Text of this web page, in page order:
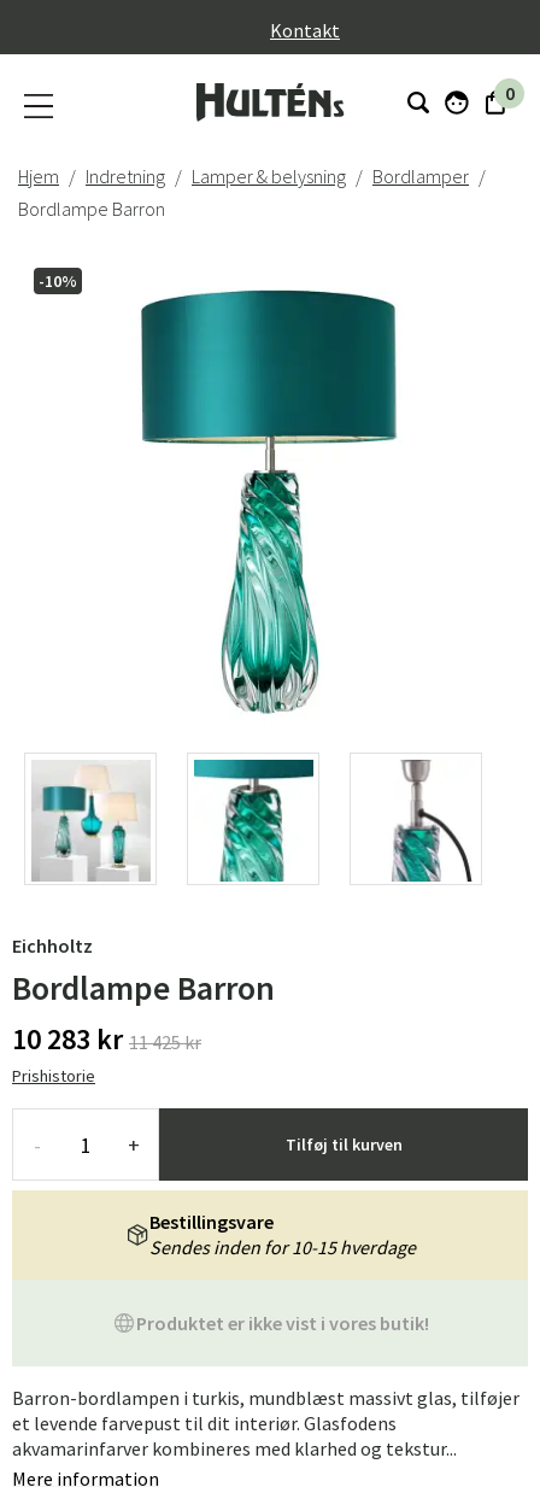
Kontakt
0
Hjem Indretning Lamper & belysning
Bordlamper
Bordlampe Barron
-10%
Eichholtz
Bordlampe Barron
10 283 kr 11 425 kr
Prishistorie
- + Tilføj til kurven
Produktet er ikke vist i vores butik!
Bestillingsvare
Sendes inden for 10-15 hverdage
Barron-bordlampen i turkis, mundblæst massivt glas, tilføjer
et levende farvepust til dit interiør. Glasfodens
akvamarinfarver kombineres med klarhed og tekstur...
Mere information